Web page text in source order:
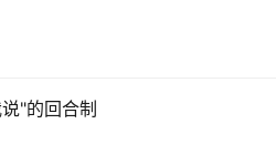
"的回合制